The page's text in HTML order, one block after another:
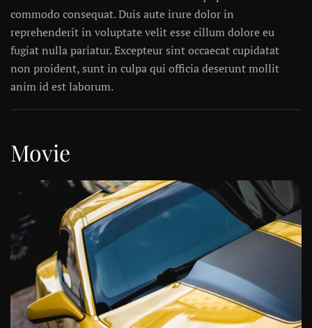
commodo consequat. Duis aute irure dolor in
reprehenderit in voluptate velit esse cillum dolore eu
fugiat nulla pariatur. Excepteur sint occaecat cupidatat
non proident, sunt in culpa qui officia deserunt mollit
anim id est laborum.
Movie